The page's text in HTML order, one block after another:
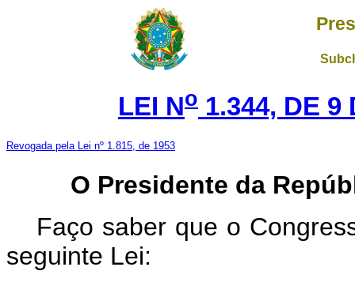
LEI No 1.344, DE 9
Revogada pela Lei nº 1.815, de 1953
O Presidente da
Faço saber que o
seguinte Lei: